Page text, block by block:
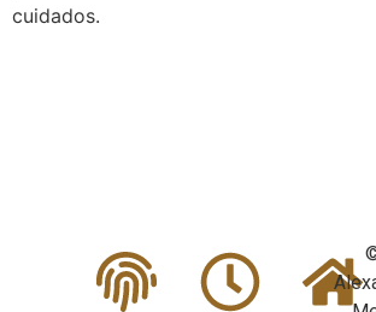
cuidados.